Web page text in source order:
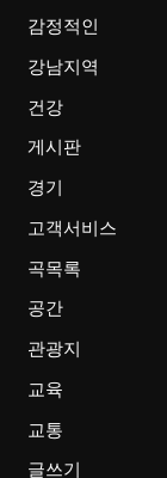
감정적인
강남지역
건강
게시판
경기
고객서비스
곡목록
공간
관광지
교육
교통
글쓰기